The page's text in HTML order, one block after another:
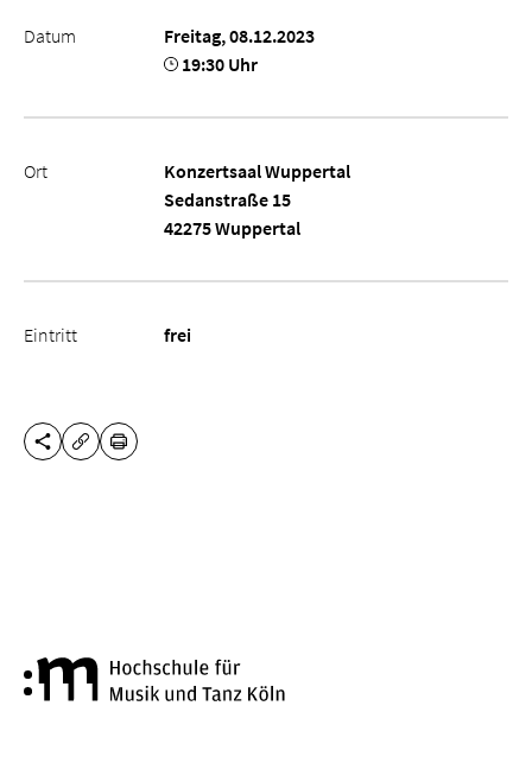
Datum
Freitag, 08.12.2023
19:30 Uhr
Ort
Konzertsaal Wuppertal
Sedanstraße 15
42275 Wuppertal
Eintritt frei
DIESE SEITE TEILEN
URL KOPIEREN
DRUCKEN